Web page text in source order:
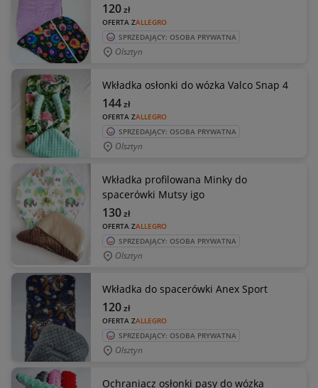
OFERTA ZALLEGRO
120zł
SPRZEDAJĄCY: OSOBA PRYWATNA
Olsztyn
Wkładka osłonki do wózka Valco Snap 4
OFERTA ZALLEGRO
144zł
SPRZEDAJĄCY: OSOBA PRYWATNA
Olsztyn
Wkładka profilowana Minky do
spacerówki Mutsy igo
OFERTA ZALLEGRO
130zł
SPRZEDAJĄCY: OSOBA PRYWATNA
Olsztyn
Wkładka do spacerówki Anex Sport
OFERTA ZALLEGRO
120zł
SPRZEDAJĄCY: OSOBA PRYWATNA
Olsztyn
Ochraniacz osłonki pasy do wózka